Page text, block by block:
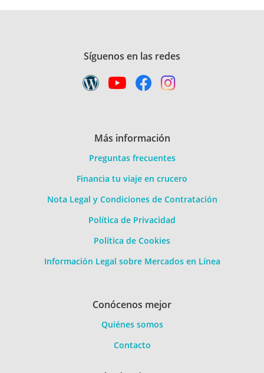
Síguenos en las redes
Más información
Preguntas frecuentes
Financia tu viaje en crucero
Nota Legal y Condiciones de Contratación
Política de Privacidad
Política de Cookies
Información Legal sobre Mercados en Línea
Conócenos mejor
Quiénes somos
Contacto